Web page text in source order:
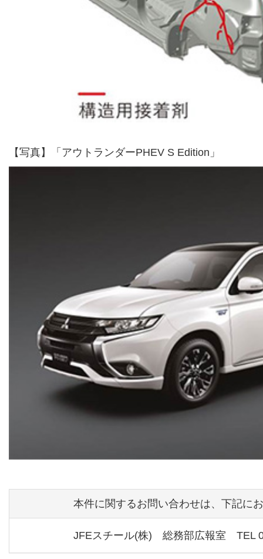
【写真】「アウトランダーPHEV S Edition」
本件に関するお問い合わせは、下記に
JFEスチール(株) 総務部広報室 TEL